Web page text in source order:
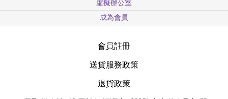
虛擬辦公室
成為會員
會員註冊
送貨服務政策
退貨政策